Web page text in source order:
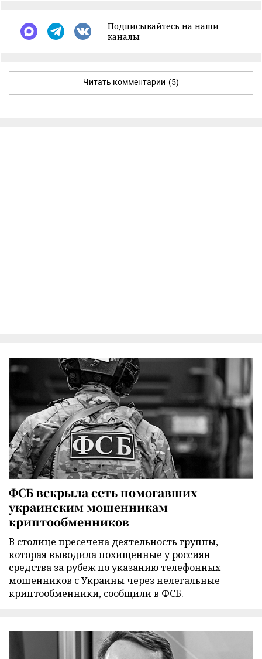
Подписывайтесь на наши
каналы
Читать комментарии (5)
ФСБ вскрыла сеть помогавших
украинским мошенникам
криптообменников
В столице пресечена деятельность группы,
которая выводила похищенные у россиян
средства за рубеж по указанию телефонных
мошенников с Украины через нелегальные
криптообменники, сообщили в ФСБ.